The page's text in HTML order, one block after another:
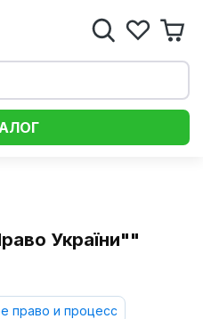
України""
право и процесс